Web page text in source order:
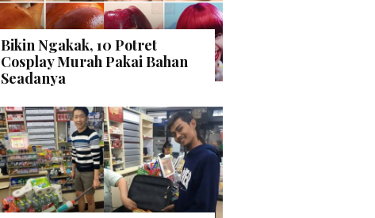
Bikin Ngakak, 10 Potret
Cosplay Murah Pakai Bahan
Seadanya